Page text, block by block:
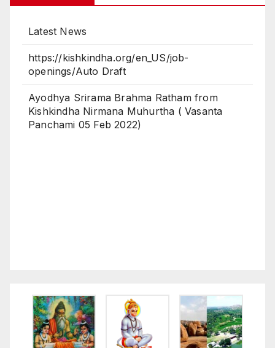
https://kishkindha.org/en_US/job-
Ayodhya Srirama Brahma Ratham from
Panchami 05 Feb 2022)
Latest News